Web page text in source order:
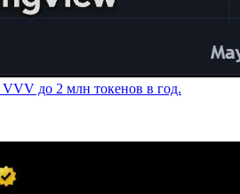
до 2 млн токенов в год.